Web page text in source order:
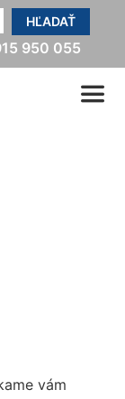
HĽADAŤ
950 055
vám